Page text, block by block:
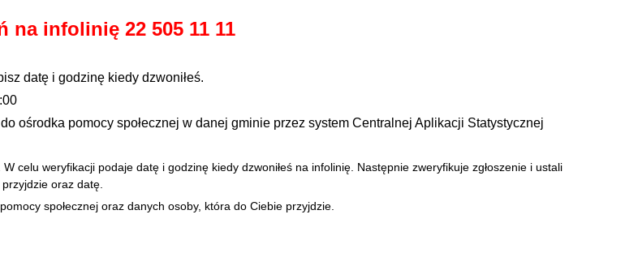
na infolinię 22 505 11 11
datę i godzinę kiedy dzwoniłeś.
ośrodka pomocy społecznej w danej gminie przez system Centralnej Aplikacji Statystycznej
celu weryfikacji podaje datę i godzinę kiedy dzwoniłeś na infolinię. Następnie zweryfikuje zgłoszenie i ustali
oraz datę.
społecznej oraz danych osoby, która do Ciebie przyjdzie.